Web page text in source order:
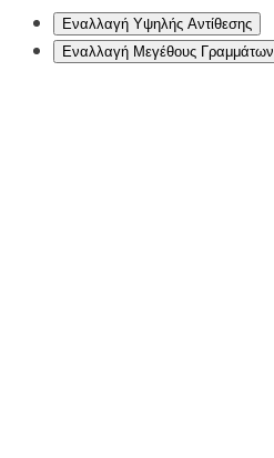
Εναλλαγή Υψηλής Αντίθεσης
Εναλλαγή Μεγέθους Γραμμάτων